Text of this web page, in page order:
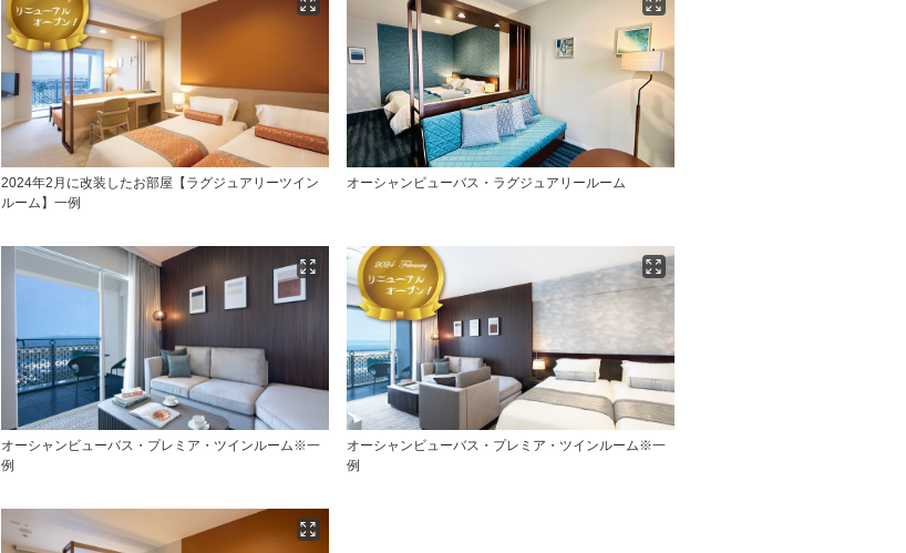
2024年2月に改装したお部屋【ラグジュアリーツイン
ルーム】一例
オーシャンビューバス・ラグジュアリールーム
オーシャンビューバス・プレミア・ツインルーム※一
例
オーシャンビューバス・プレミア・ツインルーム※一
例